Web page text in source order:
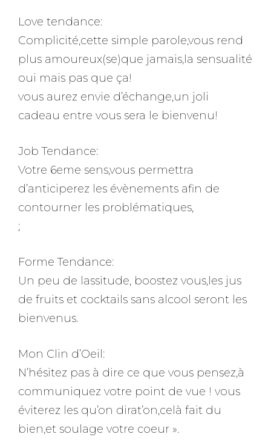
Love tendance:
Complicité,cette simple parole,vous rend
plus amoureux(se)que jamais,la sensualité
oui mais pas que ça!
vous aurez envie d’échange,un joli
cadeau entre vous sera le bienvenu!
Job Tendance:
Votre 6eme sens,vous permettra
d’anticiperez les évènements afin de
contourner les problématiques,
;
Forme Tendance:
Un peu de lassitude, boostez vous,les jus
de fruits et cocktails sans alcool seront les
bienvenus.
Mon Clin d’Oeil:
N’hésitez pas à dire ce que vous pensez,à
communiquez votre point de vue ! vous
éviterez les qu’on dirat’on,celà fait du
bien,et soulage votre coeur ».